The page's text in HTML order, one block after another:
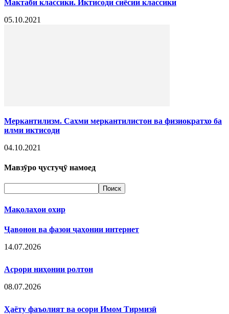
Мактаби классики. Иктисоди сиёсии классики
05.10.2021
Меркантилизм. Сахми меркантилистон ва физиократхо ба
илми иктисоди
04.10.2021
Мавзӯро ҷустуҷӯ намоед
Мақолаҳои охир
Ҷавонон ва фазои ҷаҳонии интернет
14.07.2026
Асрори ниҳонии ролтон
08.07.2026
Ҳаёту фаъолият ва осори Имом Тирмизӣ